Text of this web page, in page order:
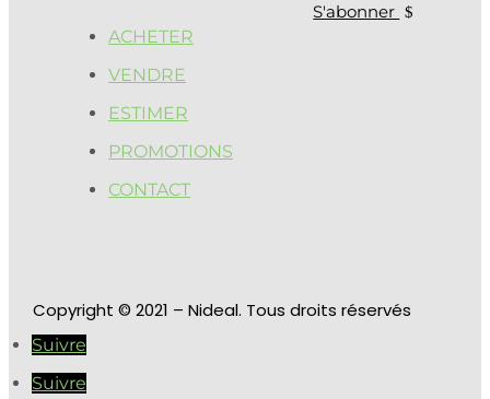
S'abonner
ACHETER
VENDRE
ESTIMER
PROMOTIONS
CONTACT
Copyright © 2021 – Nideal. Tous droits réservés
Suivre
Suivre